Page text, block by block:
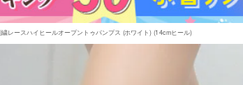
レースハイヒールオープントゥパンプス (ホワイト) (14cmヒール)